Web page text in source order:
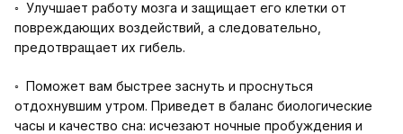
◦ Улучшает работу мозга и защищает его клетки от
повреждающих воздействий, а следовательно,
предотвращает их гибель.
◦ Поможет вам быстрее заснуть и проснуться
отдохнувшим утром. Приведет в баланс биологические
часы и качество сна: исчезают ночные пробуждения и